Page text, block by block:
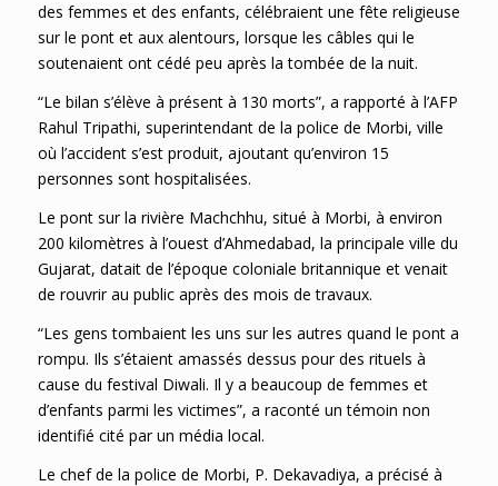
des femmes et des enfants, célébraient une fête religieuse
sur le pont et aux alentours, lorsque les câbles qui le
soutenaient ont cédé peu après la tombée de la nuit.
“Le bilan s’élève à présent à 130 morts”, a rapporté à l’AFP
Rahul Tripathi, superintendant de la police de Morbi, ville
où l’accident s’est produit, ajoutant qu’environ 15
personnes sont hospitalisées.
Le pont sur la rivière Machchhu, situé à Morbi, à environ
200 kilomètres à l’ouest d’Ahmedabad, la principale ville du
Gujarat, datait de l’époque coloniale britannique et venait
de rouvrir au public après des mois de travaux.
“Les gens tombaient les uns sur les autres quand le pont a
rompu. Ils s’étaient amassés dessus pour des rituels à
cause du festival Diwali. Il y a beaucoup de femmes et
d’enfants parmi les victimes”, a raconté un témoin non
identifié cité par un média local.
Le chef de la police de Morbi, P. Dekavadiya, a précisé à